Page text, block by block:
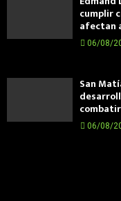
cumplir
afectan
06/08/
San
06/08/